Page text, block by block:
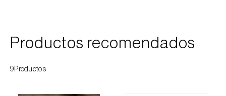
Drosófila de alas manchadas (
Productos recomendados
9Productos